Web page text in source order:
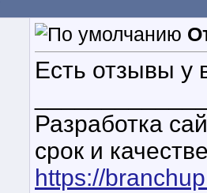
Есть отзывы у
Разработка
срок и
https://